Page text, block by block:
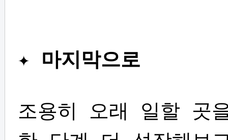
✦ 마지막으로
조용히 오래 일할 곳